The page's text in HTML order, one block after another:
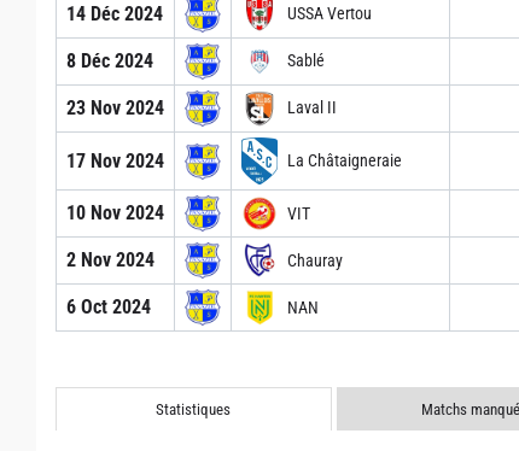
14 Déc 2024
USSA Vertou
8 Déc 2024 Sablé
23 Nov 2024 Laval II
17 Nov 2024 La Châtaigneraie
10 Nov 2024 VIT
2 Nov 2024 Chauray
6 Oct 2024 NAN
Statistiques Matchs